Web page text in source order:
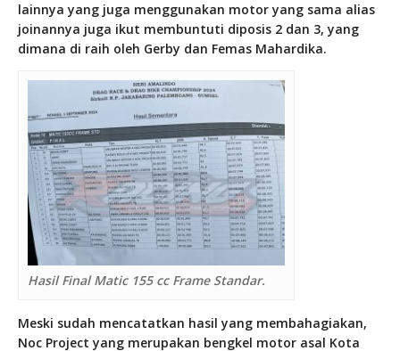
lainnya yang juga menggunakan motor yang sama alias
joinannya juga ikut membuntuti diposis 2 dan 3, yang
dimana di raih oleh Gerby dan Femas Mahardika.
Hasil Final Matic 155 cc Frame Standar.
Meski sudah mencatatkan hasil yang membahagiakan,
Noc Project yang merupakan bengkel motor asal Kota